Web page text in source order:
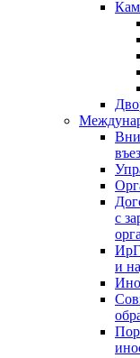
с
и